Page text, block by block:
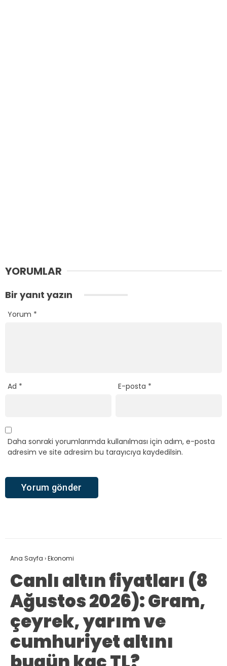
YORUMLAR
Bir yanıt yazın
Yorum *
Ad * E-posta *
Daha sonraki yorumlarımda kullanılması için adım, e-posta
adresim ve site adresim bu tarayıcıya kaydedilsin.
Ana Sayfa ›Ekonomi
Canlı altın fiyatları (8
Ağustos 2026): Gram,
çeyrek, yarım ve
cumhuriyet altını